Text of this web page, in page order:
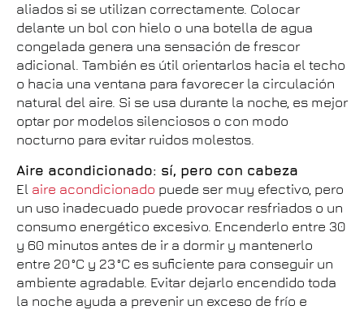
aliados si se utilizan correctamente. Colocar
delante un bol con hielo o una botella de agua
congelada genera una sensación de frescor
adicional. También es útil orientarlos hacia el techo
o hacia una ventana para favorecer la circulación
natural del aire. Si se usa durante la noche, es mejor
optar por modelos silenciosos o con modo
nocturno para evitar ruidos molestos.
Aire acondicionado: sí, pero con cabeza
El aire acondicionado puede ser muy efectivo, pero
un uso inadecuado puede provocar resfriados o un
consumo energético excesivo. Encenderlo entre 30
y 60 minutos antes de ir a dormir y mantenerlo
entre 20 °C y 23 °C es suficiente para conseguir un
ambiente agradable. Evitar dejarlo encendido toda
la noche ayuda a prevenir un exceso de frío e